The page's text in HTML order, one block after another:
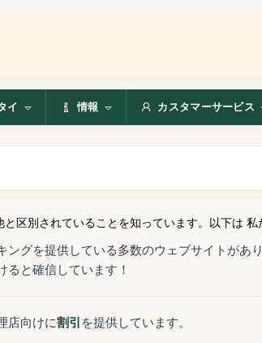
イ 情報 カスタマーサービス
区別されていることを知っています。以下は 私
ングを提供している多数のウェブサイトが
と確信しています！
店向けに割引 を提供しています。